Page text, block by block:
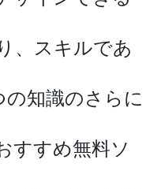
、スキルであ
知識のさらに
すすめ無料ソ